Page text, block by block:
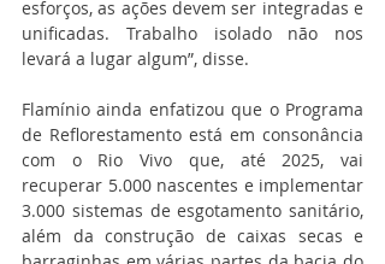
esforços, as ações devem ser integradas e
unificadas. Trabalho isolado não nos
levará a lugar algum”, disse.
Flamínio ainda enfatizou que o Programa
de Reflorestamento está em consonância
com o Rio Vivo que, até 2025, vai
recuperar 5.000 nascentes e implementar
3.000 sistemas de esgotamento sanitário,
além da construção de caixas secas e